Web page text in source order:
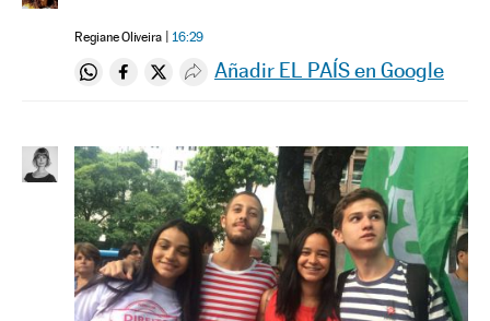
Regiane Oliveira 16:29
Compartir en Whatsapp
Compartir en Facebook
Compartir en Twitter
Desplegar Redes Sociales
Añadir EL PAÍS en Google